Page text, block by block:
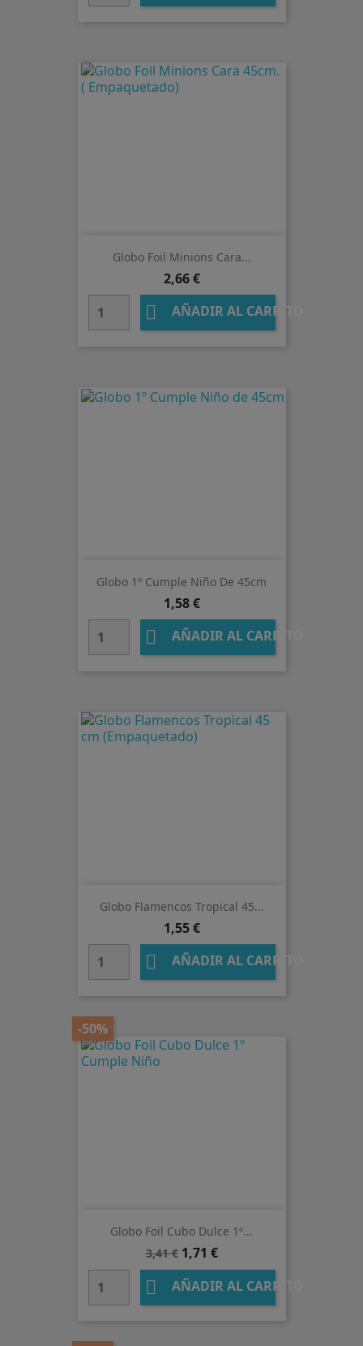
Globo Foil Minions Cara...
Precio
2,66 €
 AÑADIR AL CARRITO
Globo 1º Cumple Niño De 45cm
Precio
1,58 €
 AÑADIR AL CARRITO
Globo Flamencos Tropical 45...
Precio
1,55 €
 AÑADIR AL CARRITO
Globo Foil Cubo Dulce 1º...
Precio
base
3,41 €
-50%
Precio
1,71 €
 AÑADIR AL CARRITO